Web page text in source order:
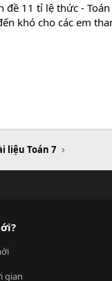
đề 11 tỉ lệ thức -
khó cho các em
liệu Toán 7
gian